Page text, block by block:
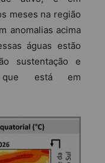
meses na região
anomalias acima
águas estão
sustentação e
está em